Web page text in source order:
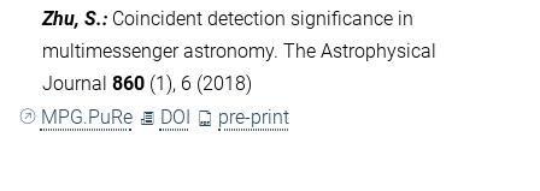
Zhu, S.: Coincident detection significance in
multimessenger astronomy. The Astrophysical
Journal 860 (1), 6 (2018)
MPG.PuRe
DOI pre-print